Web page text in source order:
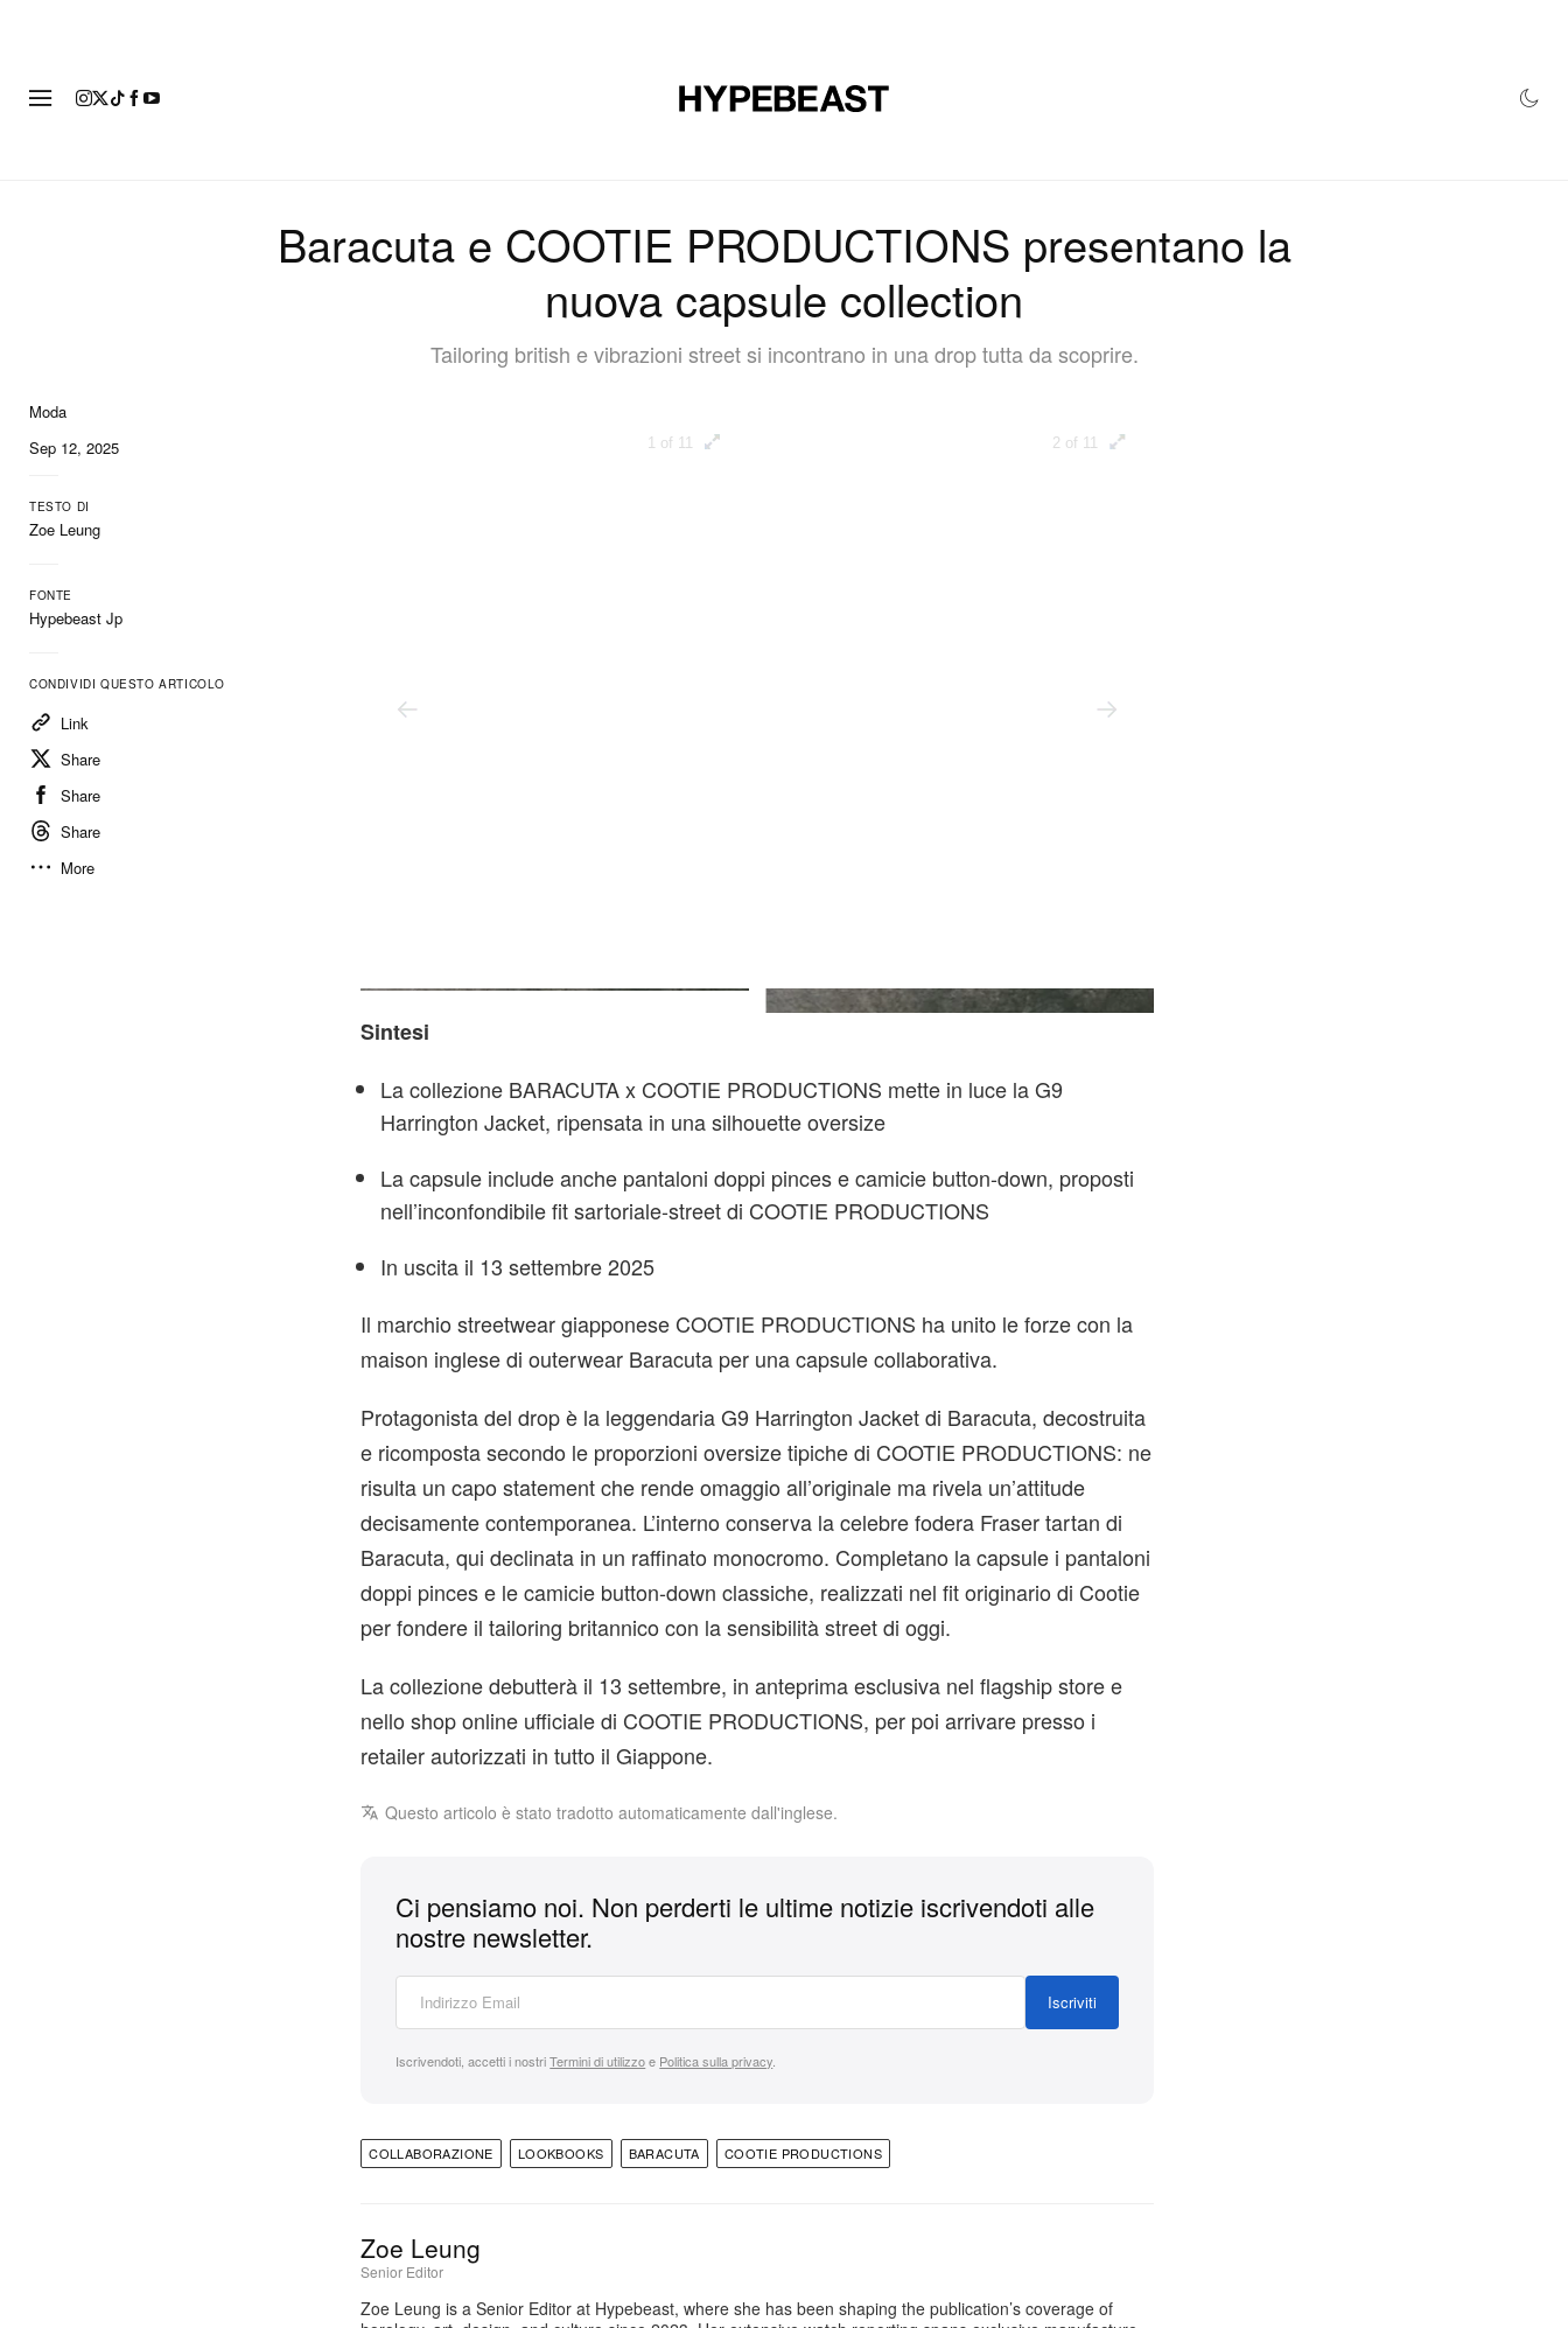
Baracuta e COOTIE PRODUCTIONS presentano la
nuova capsule collection
Tailoring british e vibrazioni street si incontrano in una drop tutta da scoprire.
Moda
Sep 12, 2025
TESTO DI
Zoe Leung
FONTE
Hypebeast Jp
CONDIVIDI QUESTO ARTICOLO
Link
Share
Share
Share
More
1 of 11 2 of 11
Baracuta/Cootie Productions
Sintesi
La collezione BARACUTA x COOTIE PRODUCTIONS mette in luce la G9
Harrington Jacket, ripensata in una silhouette oversize
La capsule include anche pantaloni doppi pinces e camicie button-down, proposti
nell’inconfondibile fit sartoriale-street di COOTIE PRODUCTIONS
In uscita il 13 settembre 2025
Il marchio streetwear giapponese COOTIE PRODUCTIONS ha unito le forze con la
maison inglese di outerwear Baracuta per una capsule collaborativa.
Protagonista del drop è la leggendaria G9 Harrington Jacket di Baracuta, decostruita
e ricomposta secondo le proporzioni oversize tipiche di COOTIE PRODUCTIONS: ne
risulta un capo statement che rende omaggio all’originale ma rivela un’attitude
decisamente contemporanea. L’interno conserva la celebre fodera Fraser tartan di
Baracuta, qui declinata in un raffinato monocromo. Completano la capsule i pantaloni
doppi pinces e le camicie button-down classiche, realizzati nel fit originario di Cootie
per fondere il tailoring britannico con la sensibilità street di oggi.
La collezione debutterà il 13 settembre, in anteprima esclusiva nel flagship store e
nello shop online ufficiale di COOTIE PRODUCTIONS, per poi arrivare presso i
retailer autorizzati in tutto il Giappone.
Questo articolo è stato tradotto automaticamente dall'inglese.
Ci pensiamo noi. Non perderti le ultime notizie iscrivendoti alle
nostre newsletter.
Iscriviti
Iscrivendoti, accetti i nostriTermini di utilizzoe Politica sulla privacy
COLLABORAZIONE LOOKBOOKS BARACUTA COOTIE PRODUCTIONS
Zoe Leung
Senior Editor
Zoe Leung is a Senior Editor at Hypebeast, where she has been shaping the publication’s coverage of